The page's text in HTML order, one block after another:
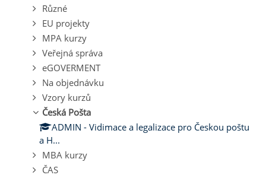
Různé
EU projekty
MPA kurzy
Veřejná správa
eGOVERMENT
Na objednávku
Vzory kurzů
Česká Pošta
ADMIN - Vidimace a legalizace pro Českou poštu
a H...
MBA kurzy
ČAS